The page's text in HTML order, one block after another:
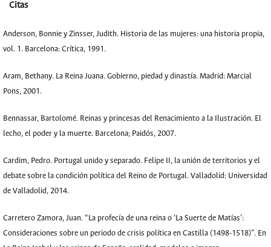
Citas
Anderson, Bonnie y Zinsser, Judith. Historia de las mujeres: una historia propia,
vol. 1. Barcelona: Crítica, 1991.
Aram, Bethany. La Reina Juana. Gobierno, piedad y dinastía. Madrid: Marcial
Pons, 2001.
Bennassar, Bartolomé. Reinas y princesas del Renacimiento a la Ilustración. El
lecho, el poder y la muerte. Barcelona; Paidós, 2007.
Cardim, Pedro. Portugal unido y separado. Felipe II, la unión de territorios y el
debate sobre la condición política del Reino de Portugal. Valladolid: Universidad
de Valladolid, 2014.
Carretero Zamora, Juan. “La profecía de una reina o ‘La Suerte de Matías’:
Consideraciones sobre un periodo de crisis política en Castilla (1498-1518)”. En